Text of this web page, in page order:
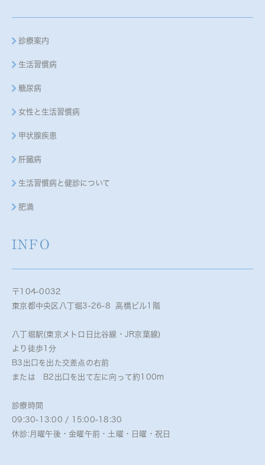
診療案内
生活習慣病
糖尿病
女性と生活習慣病
甲状腺疾患
肝臓病
生活習慣病と健診について
肥満
INFO
〒104-0032
東京都中央区八丁堀3-26-8 高橋ビル1階
八丁堀駅(東京メトロ日比谷線・JR京葉線)
より徒歩1分
B3出口を出た交差点の右前
または B2出口を出て左に向って約100m
診療時間
09:30-13:00 / 15:00-18:30
休診:月曜午後・金曜午前・土曜・日曜・祝日